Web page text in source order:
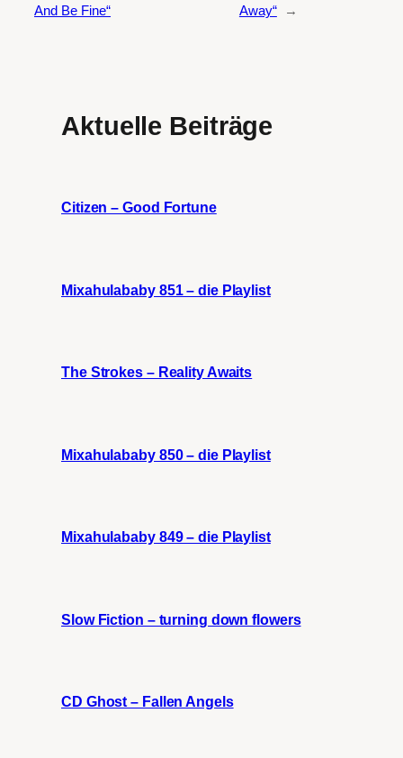
And Be Fine“
Away“
→
Aktuelle Beiträge
Citizen – Good Fortune
Mixahulababy 851 – die Playlist
The Strokes – Reality Awaits
Mixahulababy 850 – die Playlist
Mixahulababy 849 – die Playlist
Slow Fiction – turning down flowers
CD Ghost – Fallen Angels